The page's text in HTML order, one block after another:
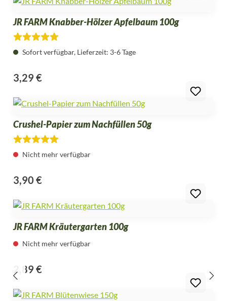
Durchschnittliche Bewertung von 5 von 5 Sternen
Sofort verfügbar, Lieferzeit: 3-6 Tage
JR FARM Knabber-Hölzer Apfelbaum 100g
Regulärer Preis:
3,29 €
Durchschnittliche Bewertung von 4.2 von 5 Sternen
Nicht mehr verfügbar
Crushel-Papier zum Nachfüllen 50g
Regulärer Preis:
3,90 €
Nicht mehr verfügbar
JR FARM Kräutergarten 100g
Regulärer Preis:
2,89 €